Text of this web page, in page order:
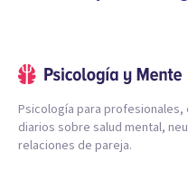
Psicología para
diarios sobre salud mental,
relaciones de pareja.